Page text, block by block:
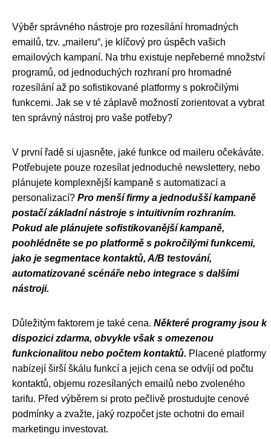
Výběr správného nástroje pro rozesílání hromadných
emailů, tzv. „maileru“, je klíčový pro úspěch vašich
emailových kampaní. Na trhu existuje nepřeberné množství
programů, od jednoduchých rozhraní pro hromadné
rozesílání až po sofistikované platformy s pokročilými
funkcemi. Jak se v té záplavě možností zorientovat a vybrat
ten správný nástroj pro vaše potřeby?
V první řadě si ujasněte, jaké funkce od maileru očekáváte.
Potřebujete pouze rozesílat jednoduché newslettery, nebo
plánujete komplexnější kampaně s automatizací a
personalizací? Pro menší firmy a jednodušší kampaně
postačí základní nástroje s intuitivním rozhraním.
Pokud ale plánujete sofistikovanější kampaně,
poohlédněte se po platformě s pokročilými funkcemi,
jako je segmentace kontaktů, A/B testování,
automatizované scénáře nebo integrace s dalšími
nástroji.
Důležitým faktorem je také cena. Některé programy jsou k
dispozici zdarma, obvykle však s omezenou
funkcionalitou nebo počtem kontaktů. Placené platformy
nabízejí širší škálu funkcí a jejich cena se odvíjí od počtu
kontaktů, objemu rozesílaných emailů nebo zvoleného
tarifu. Před výběrem si proto pečlivě prostudujte cenové
podmínky a zvažte, jaký rozpočet jste ochotni do email
marketingu investovat.